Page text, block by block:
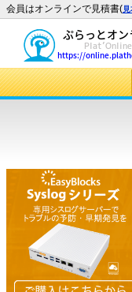
会員はオンラインで見積書(